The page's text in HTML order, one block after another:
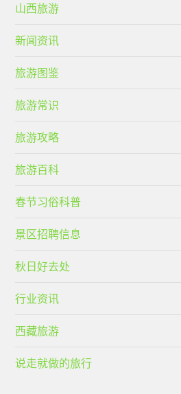
山西旅游
新闻资讯
旅游图鉴
旅游常识
旅游攻略
旅游百科
春节习俗科普
景区招聘信息
秋日好去处
行业资讯
西藏旅游
说走就做的旅行